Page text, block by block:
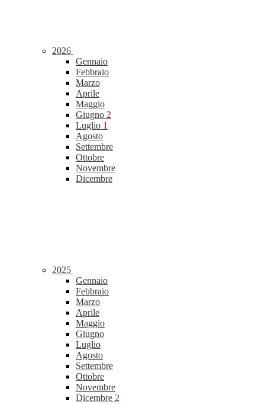
2026
Gennaio
Febbraio
Marzo
Aprile
Maggio
Giugno 2
Luglio 1
Agosto
Settembre
Ottobre
Novembre
Dicembre
2025
Gennaio
Febbraio
Marzo
Aprile
Maggio
Giugno
Luglio
Agosto
Settembre
Ottobre
Novembre
Dicembre 2